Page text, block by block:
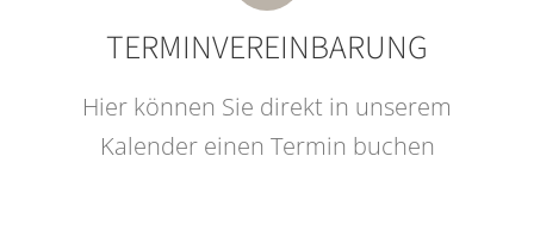
TERMINVEREINBARUNG
Hier können Sie direkt in unserem
Kalender einen Termin buchen